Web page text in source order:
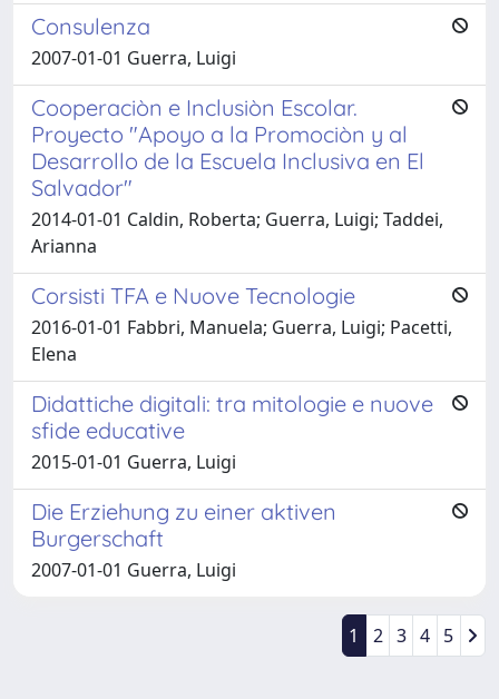
Consulenza
2007-01-01 Guerra, Luigi
Cooperaciòn e Inclusiòn Escolar.
Proyecto "Apoyo a la Promociòn y al
Desarrollo de la Escuela Inclusiva en El
Salvador"
2014-01-01 Caldin, Roberta; Guerra, Luigi; Taddei,
Arianna
Corsisti TFA e Nuove Tecnologie
2016-01-01 Fabbri, Manuela; Guerra, Luigi; Pacetti,
Elena
Didattiche digitali: tra mitologie e nuove
sfide educative
2015-01-01 Guerra, Luigi
Die Erziehung zu einer aktiven
Burgerschaft
2007-01-01 Guerra, Luigi
1 2 3 4 5